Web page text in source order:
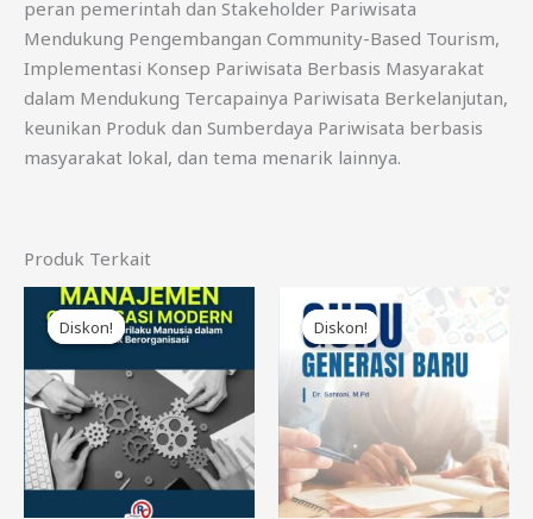
peran pemerintah dan Stakeholder Pariwisata
Mendukung Pengembangan Community-Based Tourism,
Implementasi Konsep Pariwisata Berbasis Masyarakat
dalam Mendukung Tercapainya Pariwisata Berkelanjutan,
keunikan Produk dan Sumberdaya Pariwisata berbasis
masyarakat lokal, dan tema menarik lainnya.
Produk Terkait
Diskon!
Diskon!
Harga
aslinya
adalah:
Harga
saat
ini
Rp85.000.
Diskon!
Diskon!
aslinya
adalah:
Rp85.000.
Harga
saat
ini
adalah:
Rp75.000.